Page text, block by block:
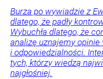
Burza po wywiadzie z
dlatego, że padły
Wybuchła dlatego, że
analizę uznajemy opinie
i odpowiedzialności.
tych, którzy wiedzą
najgłośniej.